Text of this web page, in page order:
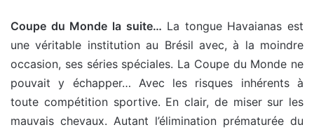
Coupe du Monde la suite… La tongue Havaianas est
une véritable institution au Brésil avec, à la moindre
occasion, ses séries spéciales. La Coupe du Monde ne
pouvait y échapper… Avec les risques inhérents à
toute compétition sportive. En clair, de miser sur les
mauvais chevaux. Autant l’élimination prématurée du